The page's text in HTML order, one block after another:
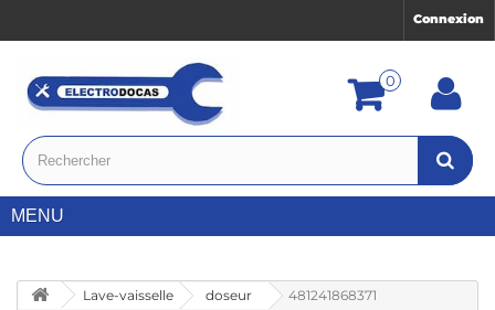
Connexion
0
MENU
Lave-vaisselle doseur
481241868371